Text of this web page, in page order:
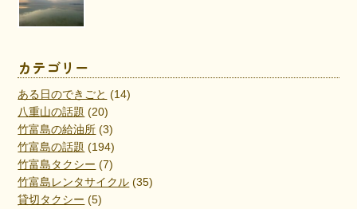
カテゴリー
ある日のできごと (14)
八重山の話題 (20)
竹富島の給油所 (3)
竹富島の話題 (194)
竹富島タクシー (7)
竹富島レンタサイクル (35)
貸切タクシー (5)